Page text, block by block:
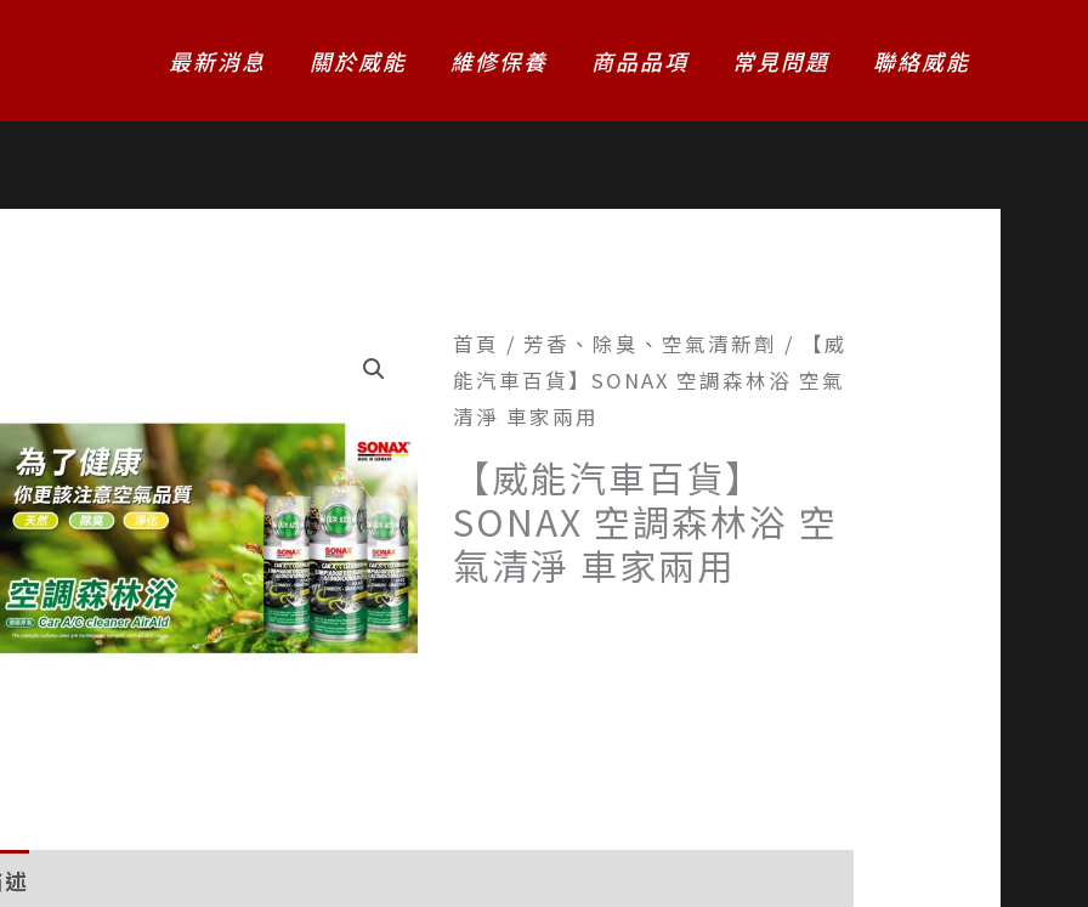
最新消息 關於威能 維修保養 商品品項 常見問題 聯絡威能
首頁 / 芳香、除臭、空氣清新劑 / 【威
能汽車百貨】SONAX 空調森林浴 空氣
清淨 車家兩用
【威能汽車百貨】
SONAX 空調森林浴 空
氣清淨 車家兩用